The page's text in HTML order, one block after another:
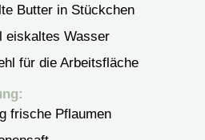
Butter in Stückchen
eiskaltes Wasser
für die Arbeitsfläche
g frische Pflaumen